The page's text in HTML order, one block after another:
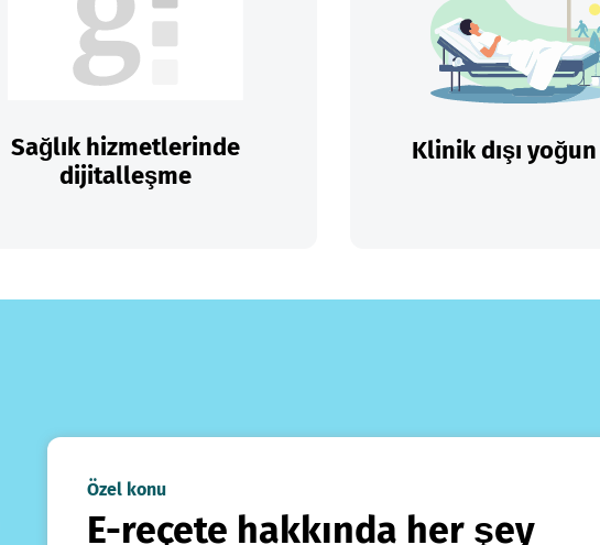
Sağlık hizmetlerinde
dijitalleşme
Klinik dışı
Özel konu
E-reçete hakkında her şey